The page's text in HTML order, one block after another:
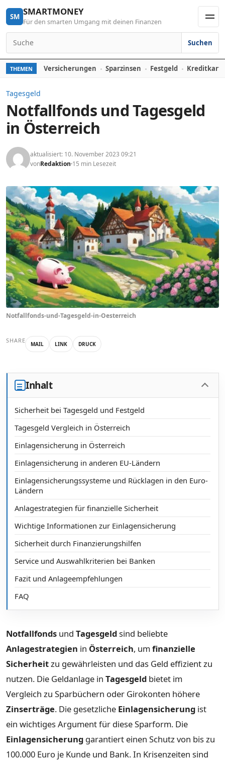
Skip to content
SM SMARTMONEY
Für den smarten Umgang mit deinen Finanzen
Search for:
Suchen
THEMEN Versicherungen Sparzinsen Festgeld
Tagesgeld
Notfallfonds und Tagesgeld
in Österreich
aktualisiert: 10. November 2023 09:21
vonRedaktion 15 min Lesezeit
Notfallfonds-und-Tagesgeld-in-Oesterreich
SHARE MAIL LINK DRUCK
Inhalt
Sicherheit bei Tagesgeld und Festgeld
Tagesgeld Vergleich in Österreich
Einlagensicherung in Österreich
Einlagensicherung in anderen EU-Ländern
Einlagensicherungssysteme und Rücklagen in den Euro-
Ländern
Anlagestrategien für finanzielle Sicherheit
Wichtige Informationen zur Einlagensicherung
Sicherheit durch Finanzierungshilfen
Service und Auswahlkriterien bei Banken
Fazit und Anlageempfehlungen
FAQ
Notfallfonds und Tagesgeldsind beliebte
Anlagestrategien in Österreich, umfinanzielle
Sicherheitzu gewährleisten und das Geld effizient zu
nutzen. Die Geldanlage in Tagesgeld bietet im
Vergleich zu Sparbüchern oder Girokonten höhere
Zinserträge. Die gesetzliche Einlagensicherung ist
ein wichtiges Argument für diese Sparform. Die
Einlagensicherung garantiert einen Schutz von bis zu
100.000 Euro je Kunde und Bank. In Krisenzeiten sind